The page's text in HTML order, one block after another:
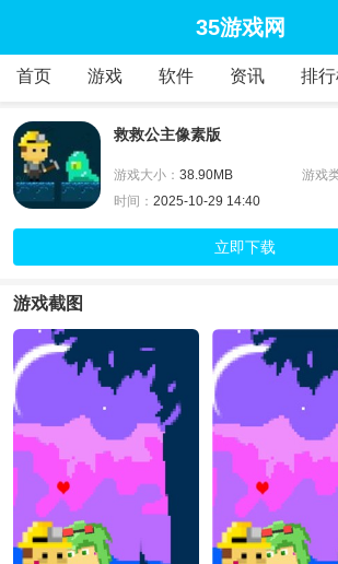
35游戏网
首页 游戏 软件 资讯 排
救救公主像素版
游戏大小： 38.90MB 游戏
时间： 2025-10-29 14:40
立即下载
游戏截图